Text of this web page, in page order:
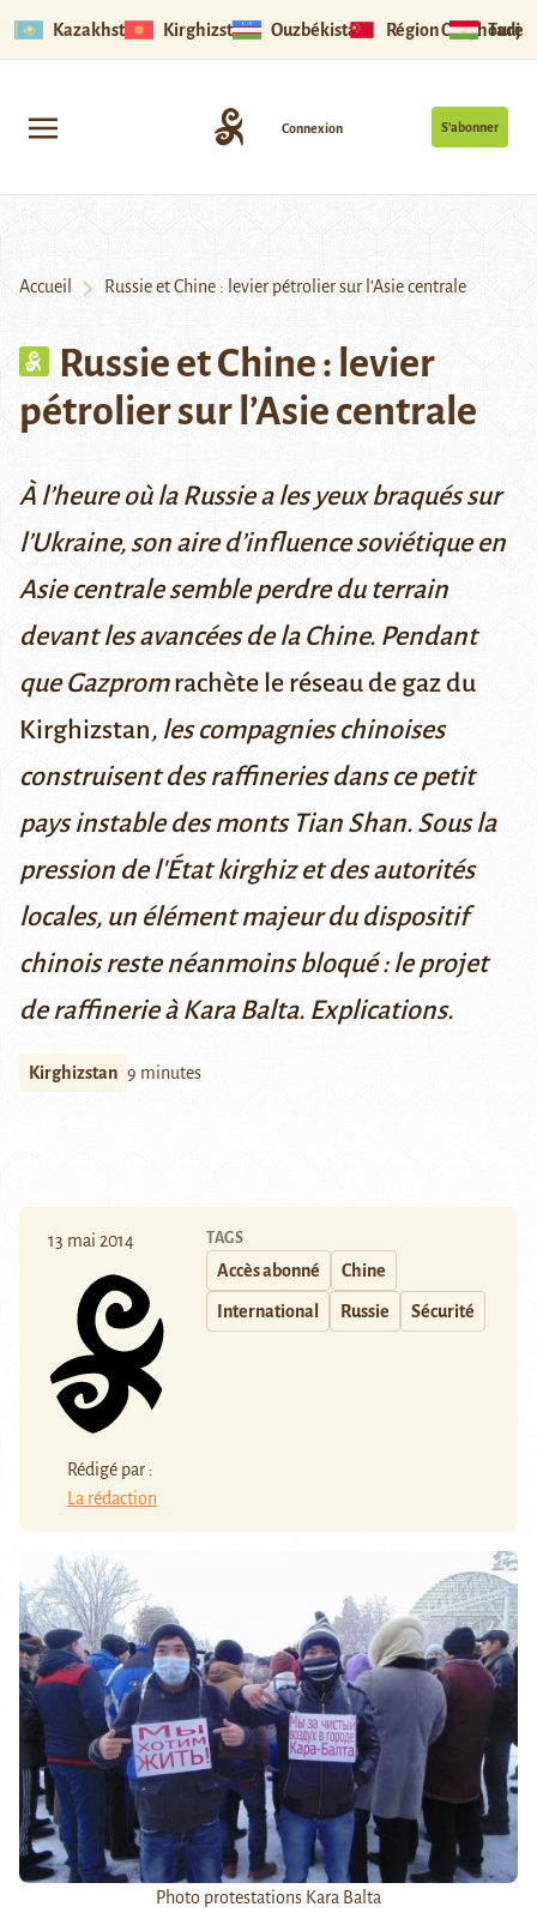
Kazakhstan Kirghizstan Ouzbékistan Région Ouïghoure
S’abonner
Connexion
Accueil Russie et Chine : levier pétrolier sur l’Asie centrale
Russie et Chine : levier
pétrolier sur l’Asie centrale
À l’heure où la Russie a les yeux braqués sur
l’Ukraine, son aire d’influence soviétique en
Asie centrale semble perdre du terrain
devant les avancées de la Chine. Pendant
que Gazpromrachète le réseau de gaz du
Kirghizstan, les compagnies chinoises
construisent des raffineries dans ce petit
pays instable des monts Tian Shan. Sous la
pression de l'État kirghiz et des autorités
locales, un élément majeur du dispositif
chinois reste néanmoins bloqué : le projet
de raffinerie à Kara Balta. Explications.
Kirghizstan 9 minutes
13 mai 2014
Rédigé par :
La rédaction
TAGS
Accès abonné Chine
International Russie Sécurité
Photo protestations Kara Balta